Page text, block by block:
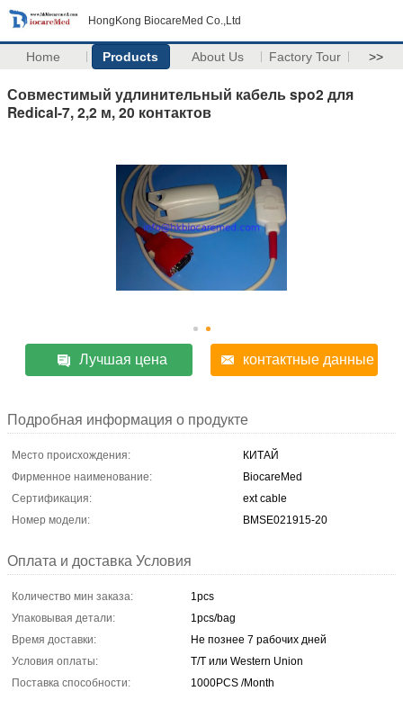
HongKong BiocareMed Co.,Ltd
Home Products About Us Factory Tour >>
Совместимый удлинительный кабель spo2 для
Redical-7, 2,2 м, 20 контактов
Лучшая цена контактные данные
Подробная информация о продукте
Место происхождения:
КИТАЙ
Фирменное наименование:
BiocareMed
Сертификация:
ext cable
Номер модели:
BMSE021915-20
Оплата и доставка Условия
Количество мин заказа:
1pcs
Упаковывая детали:
1pcs/bag
Время доставки:
Не познее 7 рабочих дней
Условия оплаты:
T/T или Western Union
Поставка способности:
1000PCS /Month